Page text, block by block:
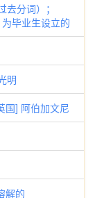
分词）；
毕业生设立的
明
] 阿伯加文尼
解的